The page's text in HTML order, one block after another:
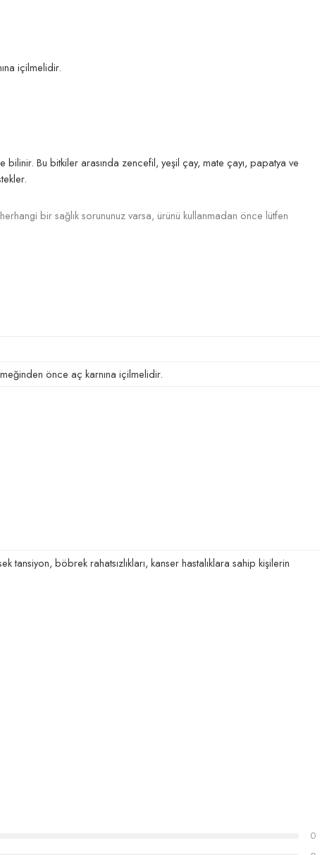
içilmelidir.
Bu bitkiler arasında zencefil, yeşil çay, mate çayı, papatya ve
bir sağlık sorununuz varsa, ürünü kullanmadan önce lütfen
önce aç karnına içilmelidir.
tansiyon, böbrek rahatsızlıkları, kanser hastalıklara sahip kişilerin
0